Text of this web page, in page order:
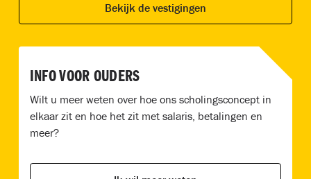
Bekijk de vestigingen
INFO VOOR OUDERS
Wilt u meer weten over hoe ons scholingsconcept in
elkaar zit en hoe het zit met salaris, betalingen en
meer?